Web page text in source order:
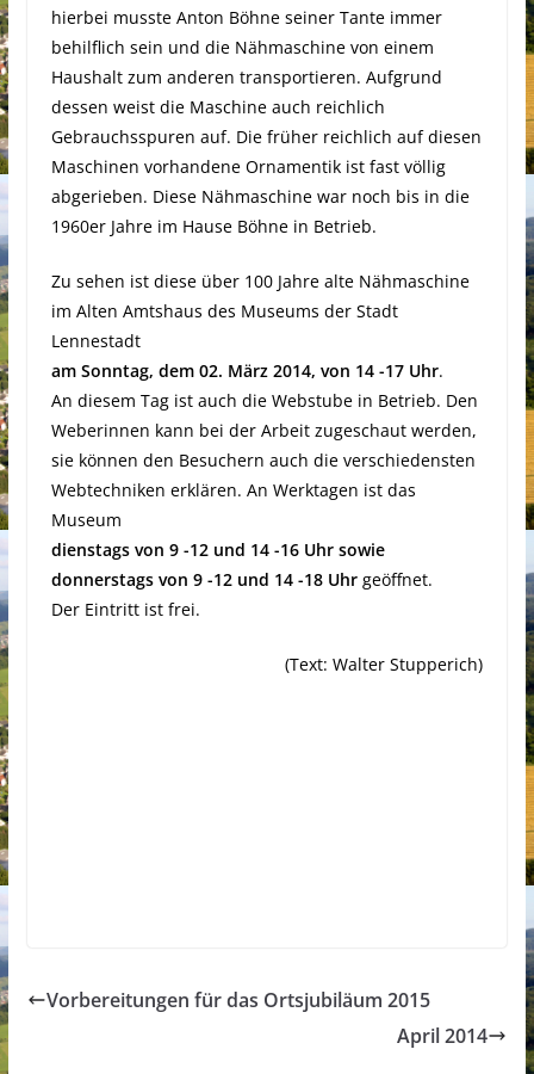
hierbei musste Anton Böhne seiner Tante immer
behilflich sein und die Nähmaschine von einem
Haushalt zum anderen transportieren. Aufgrund
dessen weist die Maschine auch reichlich
Gebrauchsspuren auf. Die früher reichlich auf diesen
Maschinen vorhandene Ornamentik ist fast völlig
abgerieben. Diese Nähmaschine war noch bis in die
1960er Jahre im Hause Böhne in Betrieb.
Zu sehen ist diese über 100 Jahre alte Nähmaschine
im Alten Amtshaus des Museums der Stadt
Lennestadt
am Sonntag, dem 02. März 2014, von 14 -17 Uhr.
An diesem Tag ist auch die Webstube in Betrieb. Den
Weberinnen kann bei der Arbeit zugeschaut werden,
sie können den Besuchern auch die verschiedensten
Webtechniken erklären. An Werktagen ist das
Museum
dienstags von 9 -12 und 14 -16 Uhr sowie
donnerstags von 9 -12 und 14 -18 Uhrgeöffnet.
Der Eintritt ist frei.
(Text: Walter Stupperich)
Vorbereitungen für das Ortsjubiläum 2015
April 2014